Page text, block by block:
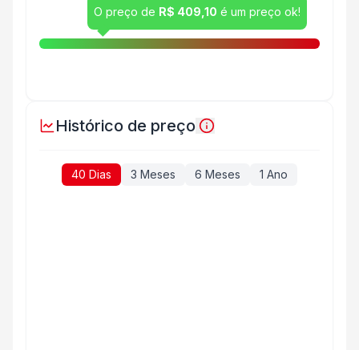
O preço de R$ 409,10 é um preço ok!
Histórico de preço
40 Dias 3 Meses 6 Meses 1 Ano